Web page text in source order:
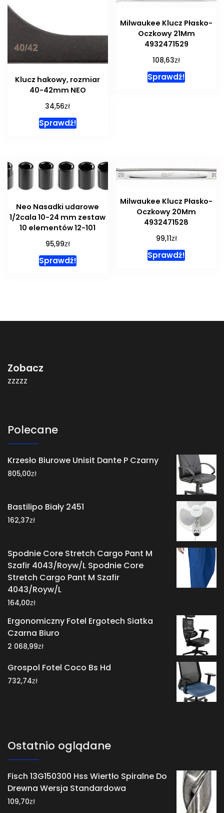
Klucz hakowy, rozmiar
40-42mm NEO
34,56zł
Sprawdź!
Milwaukee Klucz Płasko-
Oczkowy 21Mm
4932471529
108,63zł
Sprawdź!
Neo Nasadki udarowe
1/2cala 10-24 mm zestaw
10 elementów 12-101
95,99zł
Sprawdź!
Milwaukee Klucz Płasko-
Oczkowy 20Mm
4932471528
99,11zł
Sprawdź!
Zobacz
zzzzz
Polecane
Krzesło Biurowe Unisit Dante P Czarny
805,00zł
Bastilipo Biały 2451
162,37zł
Spodnie Core Stretch Cargo Pant M
Szafir 4043/Royw/L Spodnie Core
Stretch Cargo Pant M Szafir
4043/Royw/L
164,00zł
Ergonomiczny Fotel Ergotech Siatka
Czarna Biuro
2 068,99zł
Grospol Fotel Coco Bs Hd
732,74zł
Ostatnio oglądane
Fisch 13G150300 Hss Wiertło Spiralne Do
Drewna Wersja Standardowa
109,70zł